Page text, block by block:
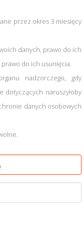
przez okres 3 miesięcy
danych, prawo do ich
do ich usunięcia.
nadzorczego, gdy
dotyczących naruszyłoby
danych osobowych